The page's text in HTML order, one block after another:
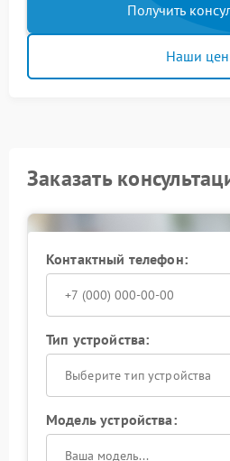
Получить
Наши
Заказать
Контактный телефон:
Тип устройства:
Выберите тип устройства
Модель устройства: